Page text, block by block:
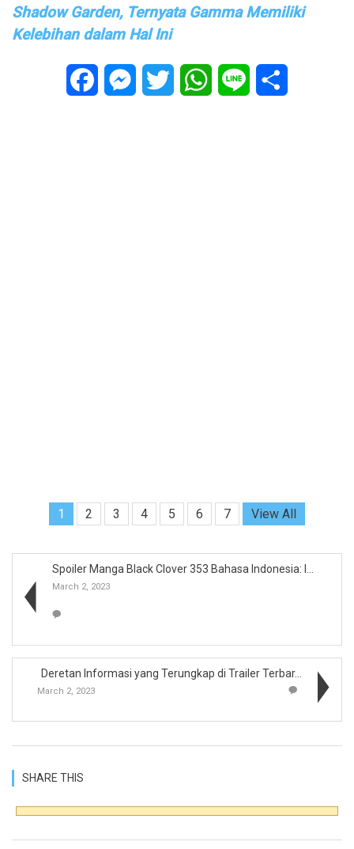
Shadow Garden, Ternyata Gamma Memiliki
Kelebihan dalam Hal Ini
FacebookMessenger
Twitter WhatsApp
Line
1 2 3 4 5 6 7 View All
Spoiler Manga Black Clover 353 Bahasa Indonesia: I...
March 2, 2023
Deretan Informasi yang Terungkap di Trailer Terbar...
March 2, 2023
SHARE THIS